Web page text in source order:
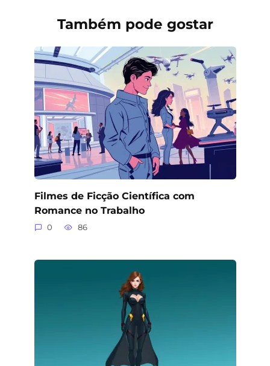
Também pode gostar
Filmes de Ficção Científica com
Romance no Trabalho
0 86